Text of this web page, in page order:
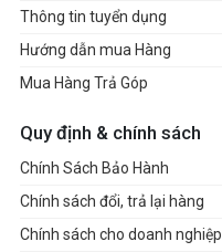
Hệ điều hành
Phụ kiện đi kèm
Thông tin tuyển dụng
Hướng dẫn mua Hàng
Mua Hàng Trả Góp
Quy định & chính sách
Chính Sách Bảo Hành
Chính sách đổi, trả lại hàng
Chính sách cho doanh nghiệp